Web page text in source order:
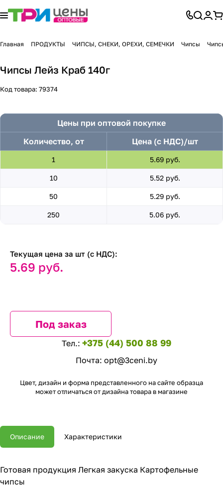
Главная ПРОДУКТЫ ЧИПСЫ, СНЕКИ, ОРЕХИ, СЕМЕЧКИ Чипсы
Чипсы Лейз Краб 140г
Код товара: 79374
Цены при оптовой покупке
Количество, от
Цена (с НДС)/шт
1 5.69 руб.
10 5.52 руб.
50 5.29 руб.
250 5.06 руб.
Текущая цена за шт (с НДС):
5.69 руб.
Под заказ
Тел.: +375 (44) 500 88 99
Почта: opt@3ceni.by
Цвет, дизайн и форма представленного на сайте образца
может отличаться от дизайна товара в магазине
Описание Характеристики
Готовая продукция Легкая закуска Картофельные
чипсы